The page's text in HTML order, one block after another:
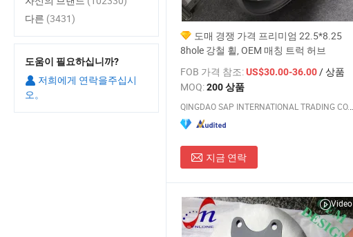
도매 경쟁 가격 프리미엄 22.5*8.25
8hole 강철 휠, OEM 매칭 트럭 허브
FOB 가격 참조:US$30.00-36.00/ 상품
MOQ:200 상품
지금 연락
Video
다른 (3431)
도움이 필요하십니까?
저희에게 연락을주십시
오。